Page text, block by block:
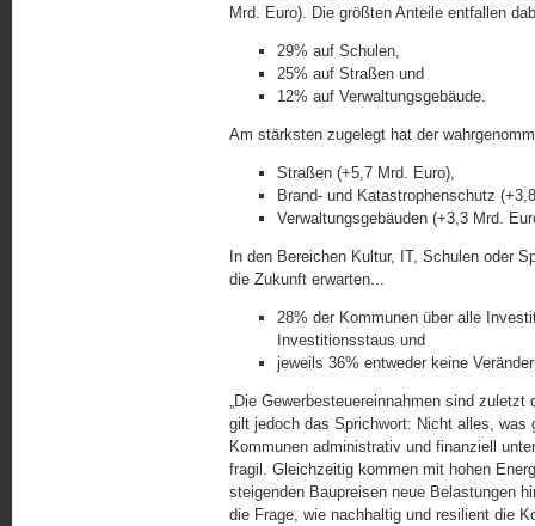
Mrd. Euro). Die größten Anteile entfallen
29% auf Schulen,
25% auf Straßen und
12% auf Verwaltungsgebäude.
Am stärksten zugelegt hat der
Straßen (+5,7 Mrd. Euro),
Brand- und Katastrophenschutz
Verwaltungsgebäuden (+3,3 Mrd.
In den Bereichen Kultur, IT, Schulen oder
die Zukunft erwarten...
28% der Kommunen über alle
Investitionsstaus und
jeweils 36% entweder keine
„Die Gewerbesteuereinnahmen sind
gilt jedoch das Sprichwort: Nicht alles,
Kommunen administrativ und finanziell
fragil. Gleichzeitig kommen mit hohen
steigenden Baupreisen neue Belastungen
die Frage, wie nachhaltig und resilient die